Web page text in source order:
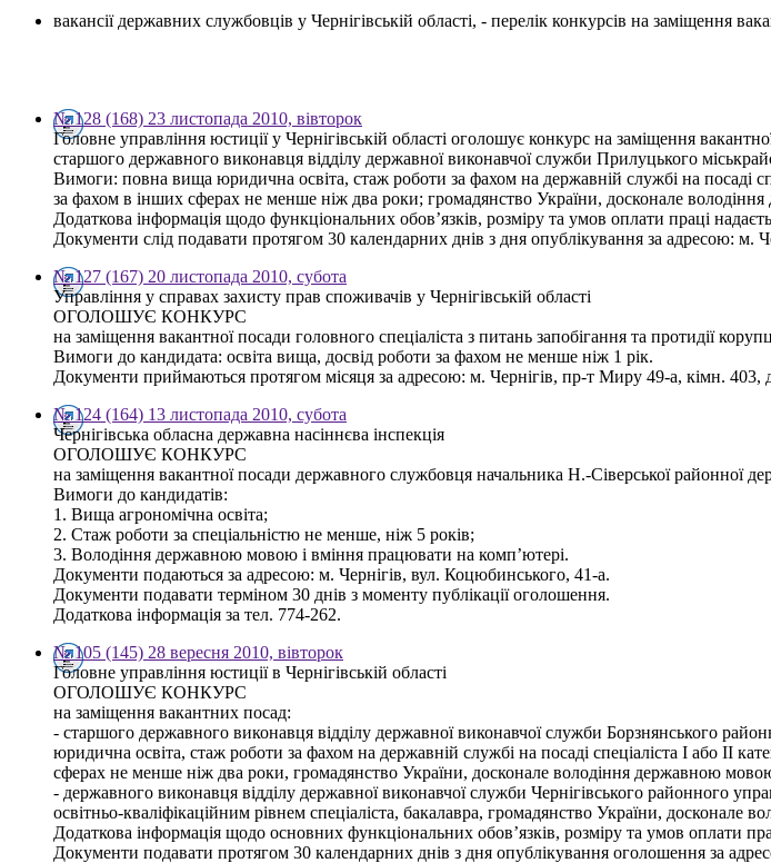
вакансії державних службовців у Чернігівській області, - перелік конкурсів на заміщення
№ 128 (168) 23 листопада 2010, вівторок
Головне управління юстиції у Чернігівській області оголошує конкурс на заміщення
старшого державного виконавця відділу державної виконавчої служби Прилуцького
Вимоги: повна вища юридична освіта, стаж роботи за фахом на державній службі на посаді
за фахом в інших сферах не менше ніж два роки; громадянство України, досконале
Додаткова інформація щодо функціональних обов’язків, розміру та умов оплати праці
Документи слід подавати протягом 30 календарних днів з дня опублікування за адресою: м.
№ 127 (167) 20 листопада 2010, субота
Управління у справах захисту прав споживачів у Чернігівській області
ОГОЛОШУЄ КОНКУРС
на заміщення вакантної посади головного спеціаліста з питань запобігання та протидії
Вимоги до кандидата: освіта вища, досвід роботи за фахом не менше ніж 1 рік.
Документи приймаються протягом місяця за адресою: м. Чернігів, пр-т Миру 49-а, кімн. 403,
№ 124 (164) 13 листопада 2010, субота
Чернігівська обласна державна насіннєва інспекція
ОГОЛОШУЄ КОНКУРС
на заміщення вакантної посади державного службовця начальника Н.-Сіверської районної
Вимоги до кандидатів:
1. Вища агрономічна освіта;
2. Стаж роботи за спеціальністю не менше, ніж 5 років;
3. Володіння державною мовою і вміння працювати на комп’ютері.
Документи подаються за адресою: м. Чернігів, вул. Коцюбинського, 41-а.
Документи подавати терміном 30 днів з моменту публікації оголошення.
Додаткова інформація за тел. 774-262.
№ 105 (145) 28 вересня 2010, вівторок
Головне управління юстиції в Чернігівській області
ОГОЛОШУЄ КОНКУРС
на заміщення вакантних посад:
- старшого державного виконавця відділу державної виконавчої служби Борзнянського
юридична освіта, стаж роботи за фахом на державній службі на посаді спеціаліста І або ІІ
сферах не менше ніж два роки, громадянство України, досконале володіння державною
- державного виконавця відділу державної виконавчої служби Чернігівського районного
освітньо-кваліфікаційним рівнем спеціаліста, бакалавра, громадянство України,
Додаткова інформація щодо основних функціональних обов’язків, розміру та умов оплати
Документи подавати протягом 30 календарних днів з дня опублікування оголошення за